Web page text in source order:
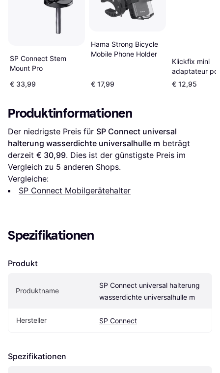
SP Connect Stem
Mount Pro
€ 33,99
Hama Strong Bicycle
Mobile Phone Holder
€ 17,99
Klickfix mini
adaptateur
quad
€ 12,95
Produktinformationen
Der niedrigste Preis für SP Connect universal
halterung wasserdichte universalhulle m beträgt
derzeit € 30,99. Dies ist der günstigste Preis im
Vergleich zu 5 anderen Shops.
Vergleiche:
SP Connect Mobilgerätehalter
Spezifikationen
Produkt
Produktname
SP Connect universal halterung
wasserdichte universalhulle m
Hersteller SP Connect
Spezifikationen